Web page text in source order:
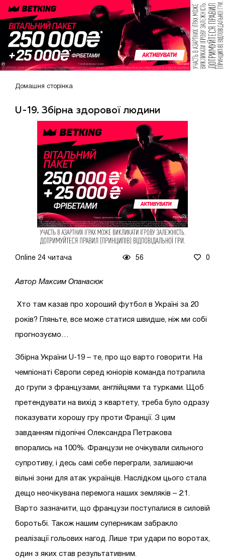
Домашня сторінка
U-19. Збірна здорової людини
Online 24 читача 56 0
Автор Максим Опанасюк
Хто там казав про хороший футбол в Україні за 20
років? Гляньте, все може статися швидше, ніж ми собі
прогнозуємо…
Збірна України U-19 – те, про що варто говорити. На
чемпіонаті Європи серед юніорів команда потрапила
до групи з французами, англійцями та турками. Щоб
претендувати на вихід з квартету, треба було одразу
показувати хорошу гру проти Франції. З цим
завданням підопічні Олександра Петракова
впорались на 100%. Французи не очікували сильного
супротиву, і десь самі себе переграли, залишаючи
вільні зони для атак українців. Наслідком цього стала
дещо неочікувана перемога наших земляків – 2:1.
Варто зазначити, що французи поступалися в силовій
боротьбі. Також нашим суперникам забракло
реалізації гольових нагод. Лише три удари по воротах,
один з яких став результативним.